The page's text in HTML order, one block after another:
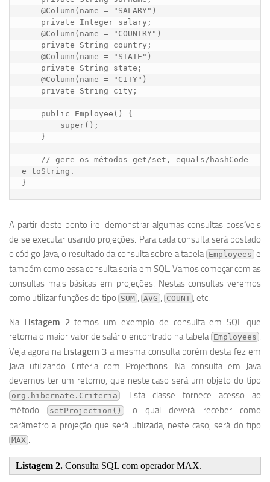
e toString.
}
A partir deste ponto irei demonstrar algumas consultas possíveis
de se executar usando projeções. Para cada consulta será postado
o código Java, o resultado da consulta sobre a tabela Employees e
também como essa consulta seria em SQL. Vamos começar com as
consultas mais básicas em projeções. Nestas consultas veremos
como utilizar funções do tipo SUM , AVG , COUNT , etc.
Na Listagem 2temos um exemplo de consulta em SQL que
retorna o maior valor de salário encontrado na tabela Employees .
Veja agora na Listagem 3 a mesma consulta porém desta fez em
Java utilizando Criteria com Projections. Na consulta em Java
devemos ter um retorno, que neste caso será um objeto do tipo
org.hibernate.Criteria . Esta classe fornece acesso ao
método setProjection()
o qual deverá receber como
parâmetro a projeção que será utilizada, neste caso, será do tipo
MAX .
Listagem 2. Consulta SQL com operador MAX.